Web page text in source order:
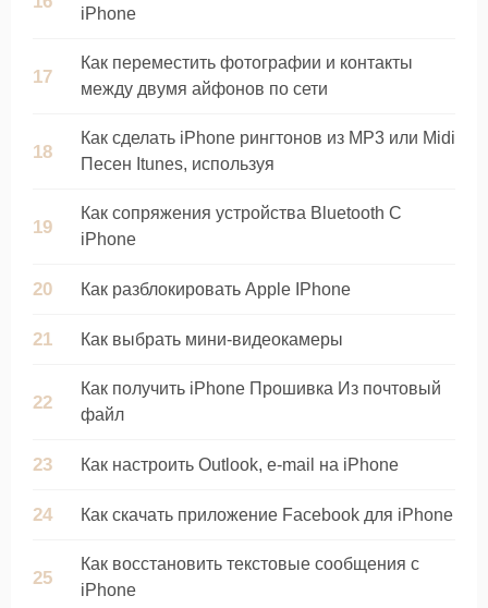
iPhone
Как переместить фотографии и контакты
между двумя айфонов по сети
Как сделать iPhone рингтонов из MP3 или Midi
Песен Itunes, используя
Как сопряжения устройства Bluetooth С
iPhone
Как разблокировать Apple IPhone
Как выбрать мини-видеокамеры
Как получить iPhone Прошивка Из почтовый
файл
Как настроить Outlook, e-mail на iPhone
Как скачать приложение Facebook для iPhone
Как восстановить текстовые сообщения с
iPhone